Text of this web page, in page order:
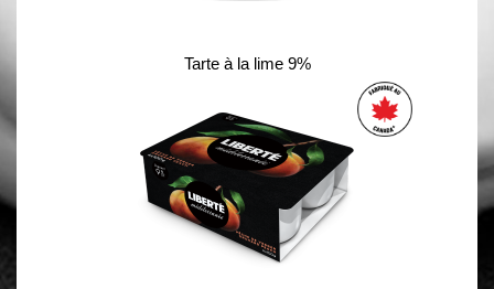
Tarte à la lime 9%